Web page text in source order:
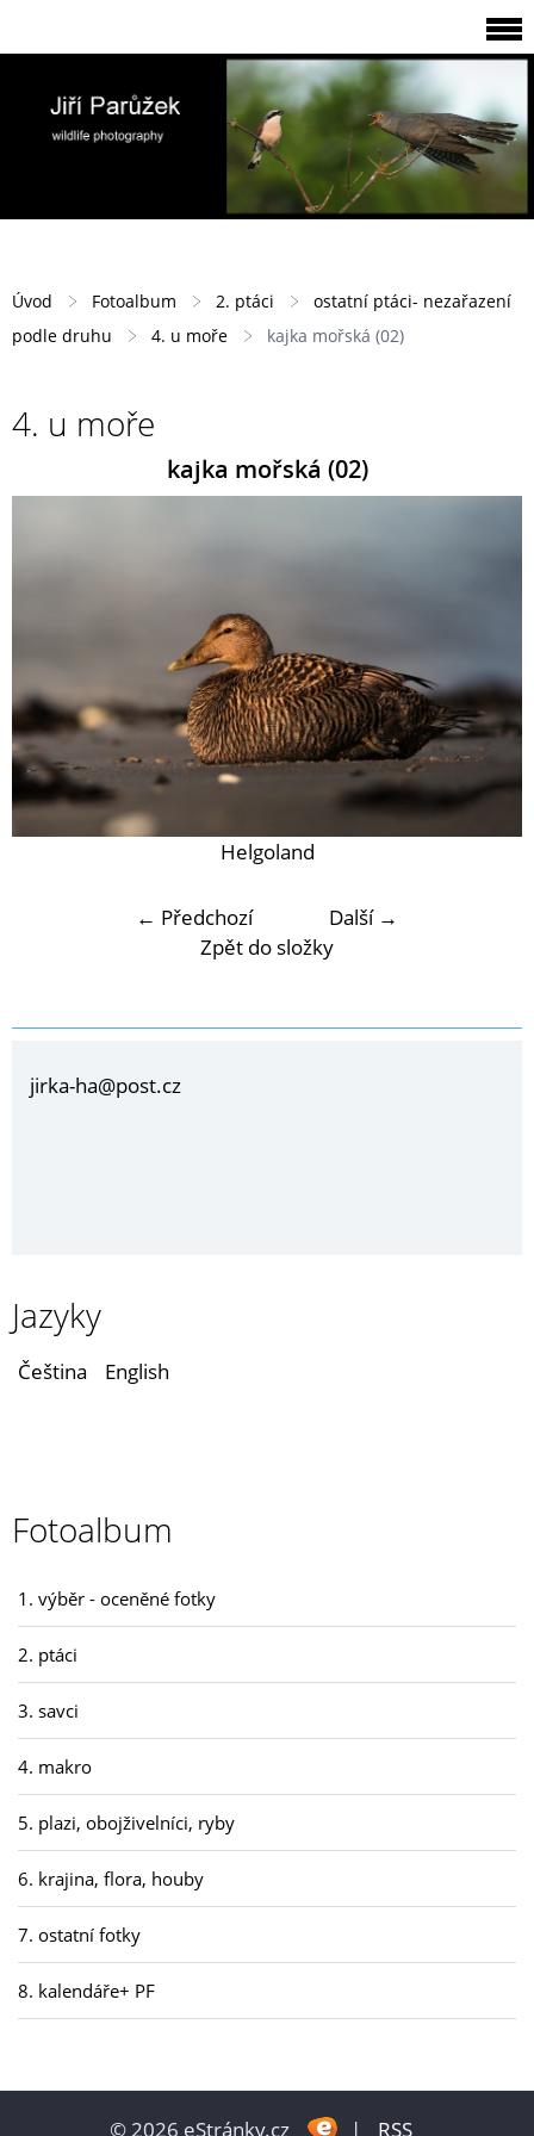
Úvod Fotoalbum 2. ptáci
ostatní ptáci- nezařazení
podle druhu
4. u moře kajka mořská (02)
4. u moře
kajka mořská (02)
Helgoland
← Předchozí
Další →
Zpět do složky
jirka-ha@post.cz
Jazyky
Čeština English
Fotoalbum
1. výběr - oceněné fotky
2. ptáci
3. savci
4. makro
5. plazi, obojživelníci, ryby
6. krajina, flora, houby
7. ostatní fotky
8. kalendáře+ PF
© 2026 eStránky.cz | RSS